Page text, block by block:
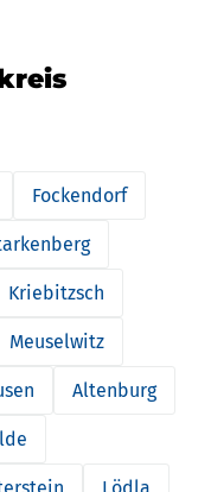
Fockendorf
Kriebitzsch
Meuselwitz
Altenburg